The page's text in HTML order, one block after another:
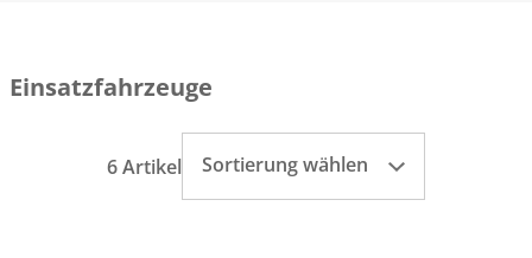
Einsatzfahrzeuge
6 Artikel Sortierung wählen